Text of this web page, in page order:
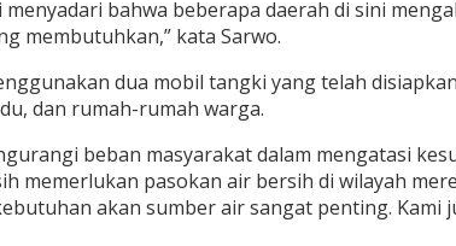
bahwa beberapa daerah di sini
membutuhkan,” kata Sarwo.
dua mobil tangki yang telah
dan rumah-rumah warga.
beban masyarakat dalam mengatasi
memerlukan pasokan air bersih di wilayah
akan sumber air sangat penting.